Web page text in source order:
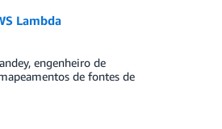
Lambda
engenheiro de
de fontes de